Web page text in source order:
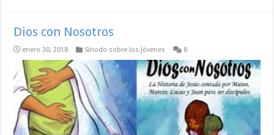
Dios con Nosotros
enero 30, 2018 Sínodo sobre los Jóvenes 8